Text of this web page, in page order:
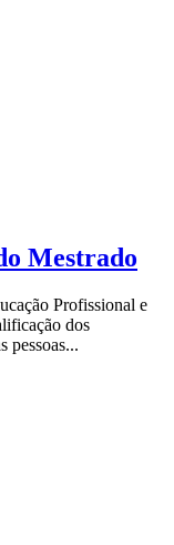
Mestrado
Profissional e
dos
pessoas...